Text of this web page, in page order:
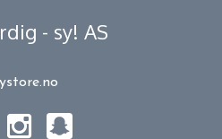
- sy! AS